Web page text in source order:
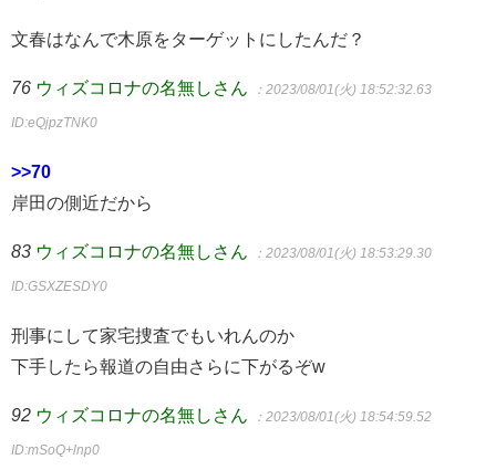
文春はなんで木原をターゲットにしたんだ？
76 ウィズコロナの名無しさん ：2023/08/01(火) 18:52:32.63
ID:eQjpzTNK0
>>70
岸田の側近だから
83 ウィズコロナの名無しさん ：2023/08/01(火) 18:53:29.30
ID:GSXZESDY0
刑事にして家宅捜査でもいれんのか
下手したら報道の自由さらに下がるぞw
92 ウィズコロナの名無しさん ：2023/08/01(火) 18:54:59.52
ID:mSoQ+lnp0